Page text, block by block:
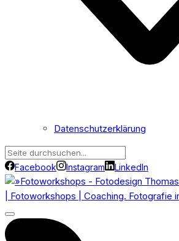
Datenschutzerklärung
Facebook Instagram LinkedIn